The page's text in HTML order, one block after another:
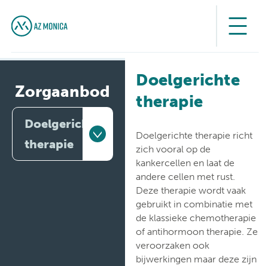
Zorgaanbod
Doelgerichte
therapie
Doelgerichte
therapie
Doelgerichte therapie richt
zich vooral op de
kankercellen en laat de
andere cellen met rust.
Deze therapie wordt vaak
gebruikt in combinatie met
de klassieke chemotherapie
of antihormoon therapie. Ze
veroorzaken ook
bijwerkingen maar deze zijn